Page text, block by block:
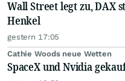
Wall Street legt zu, DAX
Henkel
gestern 17:05
Cathie Woods neue Wetten
SpaceX und Nvidia